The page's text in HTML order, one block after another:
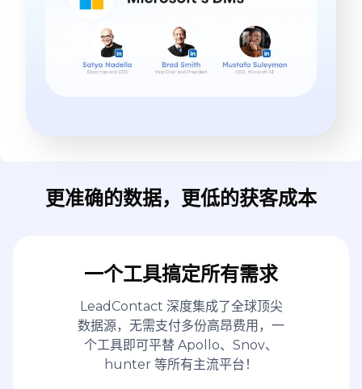
更准确的数据，更低的获客成本
一个工具搞定所有需求
LeadContact 深度集成了全球顶尖
数据源，无需支付多份高昂费用，一
个工具即可平替 Apollo、Snov、
hunter 等所有主流平台！